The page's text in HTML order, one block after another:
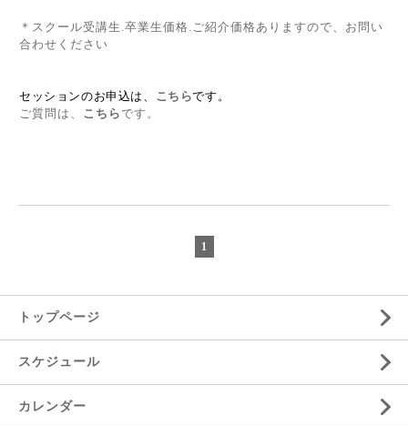
＊スクール受講生.卒業生価格.ご紹介価格ありますので、お問い
合わせください
セッションのお申込は、 こちらです。
ご質問は、 こちら です。
1
トップページ
スケジュール
カレンダー